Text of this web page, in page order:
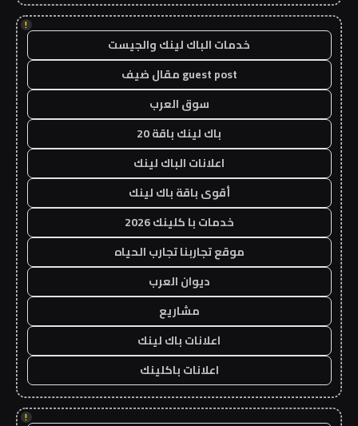
!
خدمات الباك لينك والجيست
guest post مقال ضيف
سوق العرب
باك لينك باقة 20
اعلانات الباك لينك
أقوى باقة باك لينك
خدمات با كلينك 2026
موقع تجاربنا تجارب الحياه
ديوان العرب
مشاريع
اعلانات باك لينك
اعلانات باكلينك
!